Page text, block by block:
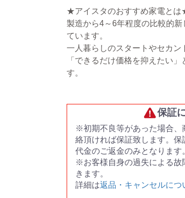
★アイスタのおすすめ家電と
製造から4～6年程度の比較的
ています。
一人暮らしのスタートやセカン
「できるだけ価格を抑えたい
す。
保証
※初期不良等があった場合、
絡頂ければ保証致します。
代金のご返金のみとなります
※お客様自身の過失による故
きます。
詳細は返品・キャンセルにつ